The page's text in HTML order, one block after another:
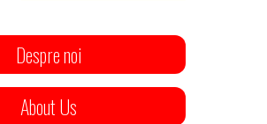
Despre noi
About Us